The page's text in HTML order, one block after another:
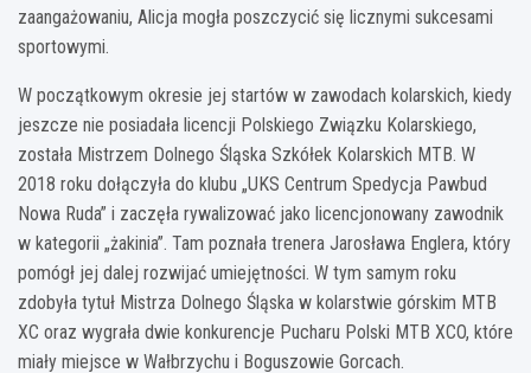
zaangażowaniu, Alicja mogła poszczycić się licznymi sukcesami
sportowymi.
W początkowym okresie jej startów w zawodach kolarskich, kiedy
jeszcze nie posiadała licencji Polskiego Związku Kolarskiego,
została Mistrzem Dolnego Śląska Szkółek Kolarskich MTB. W
2018 roku dołączyła do klubu „UKS Centrum Spedycja Pawbud
Nowa Ruda” i zaczęła rywalizować jako licencjonowany zawodnik
w kategorii „żakinia”. Tam poznała trenera Jarosława Englera, który
pomógł jej dalej rozwijać umiejętności. W tym samym roku
zdobyła tytuł Mistrza Dolnego Śląska w kolarstwie górskim MTB
XC oraz wygrała dwie konkurencje Pucharu Polski MTB XCO, które
miały miejsce w Wałbrzychu i Boguszowie Gorcach.